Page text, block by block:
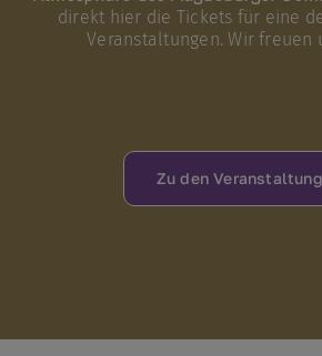
direkt hier die Tickets für eine
Veranstaltungen. Wir freuen
Zu den